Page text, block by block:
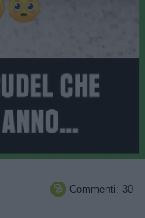
 Commenti: 30